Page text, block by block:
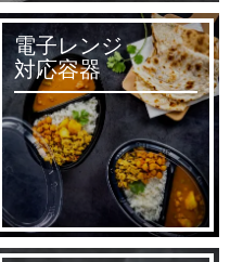
電子レンジ
対応容器